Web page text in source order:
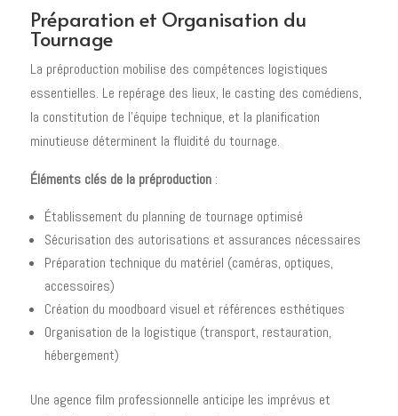
Préparation et Organisation du
Tournage
La préproduction mobilise des compétences logistiques
essentielles. Le repérage des lieux, le casting des comédiens,
la constitution de l'équipe technique, et la planification
minutieuse déterminent la fluidité du tournage.
Éléments clés de la préproduction:
Établissement du planning de tournage optimisé
Sécurisation des autorisations et assurances nécessaires
Préparation technique du matériel (caméras, optiques,
accessoires)
Création du moodboard visuel et références esthétiques
Organisation de la logistique (transport, restauration,
hébergement)
Une agence film professionnelle anticipe les imprévus et